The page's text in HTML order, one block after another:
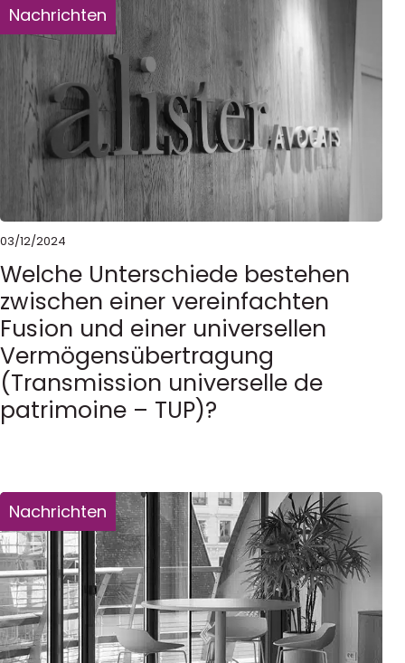
Nachrichten
03/12/2024
Welche Unterschiede bestehen
zwischen einer vereinfachten
Fusion und einer universellen
Vermögensübertragung
(Transmission universelle de
patrimoine – TUP)?
Nachrichten